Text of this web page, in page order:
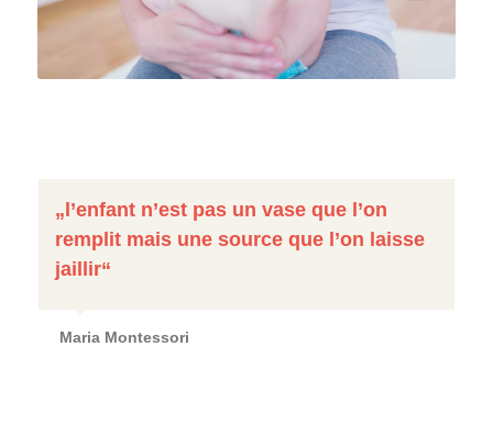
„l’enfant n’est pas un vase que l’on
remplit mais une source que l’on laisse
jaillir“
Maria Montessori